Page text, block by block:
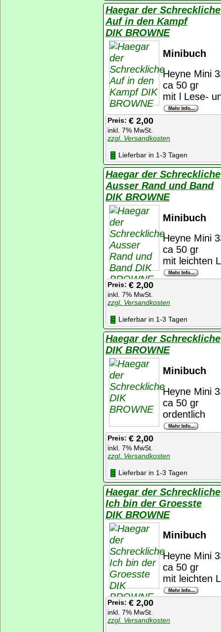
Haegar der Schreckliche
Auf in den Kampf
DIK BROWNE
Minibuch
Heyne Mini
ca 50 gr
mit l Lese-
Preis: € 2,00
inkl. 7% MwSt.
zzgl. Versandkosten
Lieferbar in 1-3 Tagen
Haegar der Schreckliche
Ausser Rand und Band
DIK BROWNE
Minibuch
Heyne Mini
ca 50 gr
mit leichten
Preis: € 2,00
inkl. 7% MwSt.
zzgl. Versandkosten
Lieferbar in 1-3 Tagen
Haegar der Schreckliche
DIK BROWNE
Minibuch
Heyne Mini
ca 50 gr
ordentlich
Preis: € 2,00
inkl. 7% MwSt.
zzgl. Versandkosten
Lieferbar in 1-3 Tagen
Haegar der Schreckliche
Ich bin der Groesste
DIK BROWNE
Minibuch
Heyne Mini
ca 50 gr
mit leichten
Preis: € 2,00
inkl. 7% MwSt.
zzgl. Versandkosten